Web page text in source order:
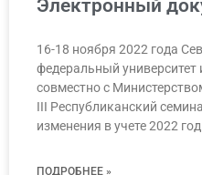
Электронный
16-18 ноября 2022 года
федеральный
совместно с
III Республиканский
изменения в учете 2022 год.
ПОДРОБНЕЕ »